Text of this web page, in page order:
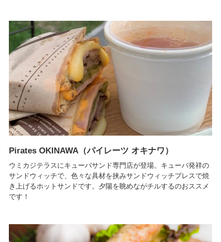
Pirates OKINAWA（パイレーツ オキナワ）
ウミカジテラスにキューバサンド専門店が登場。キューバ発祥の
サンドウィッチで、色々な具材を挟みサンドウィッチプレスで焼
き上げるホットサンドです。夕陽を眺めながチルするのおススメ
です！